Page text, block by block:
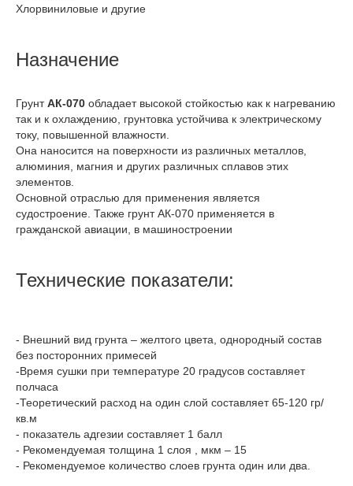
Хлорвиниловые и другие
Назначение
ГрунтАК-070 обладает высокой стойкостью как к нагреванию
так и к охлаждению, грунтовка устойчива к электрическому
току, повышенной влажности.
Она наносится на поверхности из различных металлов,
алюминия, магния и других различных сплавов этих
элементов.
Основной отраслью для применения является
судостроение. Также грунт АК-070 применяется в
гражданской авиации, в машиностроении
Технические показатели:
- Внешний вид грунта – желтого цвета, однородный состав
без посторонних примесей
-Время сушки при температуре 20 градусов составляет
полчаса
-Теоретический расход на один слой составляет 65-120 гр/
кв.м
- показатель адгезии составляет 1 балл
- Рекомендуемая толщина 1 слоя , мкм – 15
- Рекомендуемое количество слоев грунта один или два.